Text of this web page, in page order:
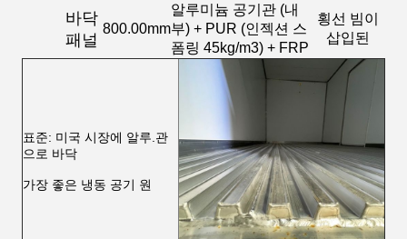
바닥
패널
800.00mm
알루미늄 공기관 (내
부) + PUR (인젝션 스
폼링 45kg/m3) + FRP
횡선 빔이
삽입된
표준: 미국 시장에 알루.관
으로 바닥
가장 좋은 냉동 공기 원